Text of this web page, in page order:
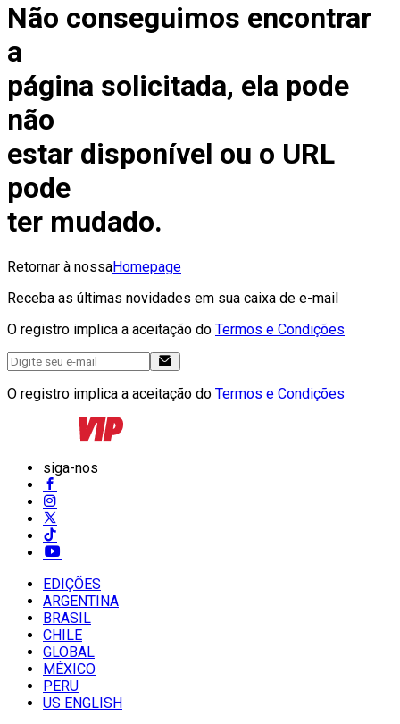
Não conseguimos encontrar
a
página solicitada, ela pode
não
estar disponível ou o URL
pode
ter mudado.
Retornar à nossaHomepage
Receba as últimas novidades em sua caixa de e-mail
O registro implica a aceitação do Termos e Condições
O registro implica a aceitação do Termos e Condições
siga-nos
EDIÇÕES
ARGENTINA
BRASIL
CHILE
GLOBAL
MÉXICO
PERU
US ENGLISH